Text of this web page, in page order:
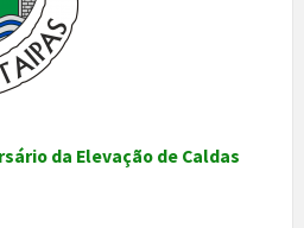
da Elevação de Caldas